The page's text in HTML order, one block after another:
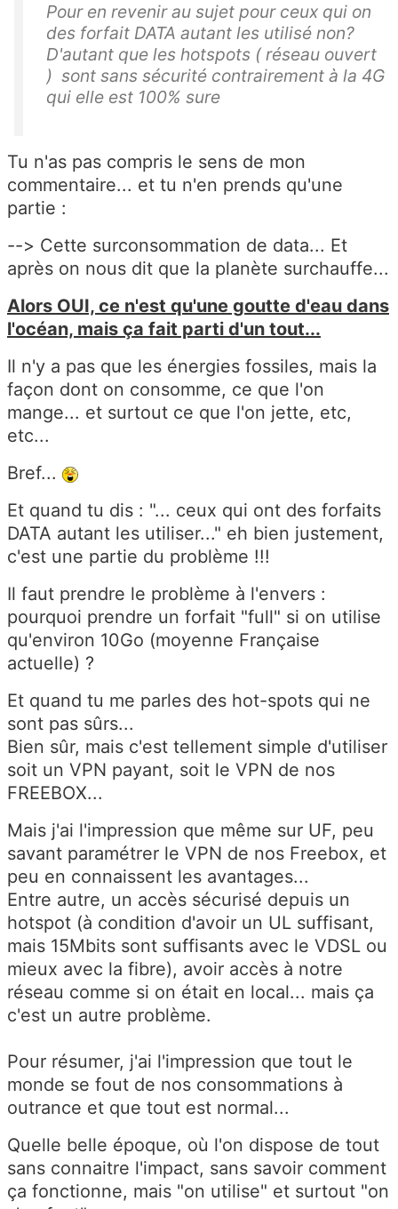
Pour en revenir au sujet pour ceux qui on
des forfait DATA autant les utilisé non?
D'autant que les hotspots ( réseau ouvert
) sont sans sécurité contrairement à la 4G
qui elle est 100% sure
Tu n'as pas compris le sens de mon
commentaire... et tu n'en prends qu'une
partie :
--> Cette surconsommation de data... Et
après on nous dit que la planète surchauffe...
Alors OUI, ce n'est qu'une goutte d'eau dans
l'océan, mais ça fait parti d'un tout...
Il n'y a pas que les énergies fossiles, mais la
façon dont on consomme, ce que l'on
mange... et surtout ce que l'on jette, etc,
etc...
Bref...
Et quand tu dis : "... ceux qui ont des forfaits
DATA autant les utiliser..." eh bien justement,
c'est une partie du problème !!!
Il faut prendre le problème à l'envers :
pourquoi prendre un forfait "full" si on utilise
qu'environ 10Go (moyenne Française
actuelle) ?
Et quand tu me parles des hot-spots qui ne
sont pas sûrs...
Bien sûr, mais c'est tellement simple d'utiliser
soit un VPN payant, soit le VPN de nos
FREEBOX...
Mais j'ai l'impression que même sur UF, peu
savant paramétrer le VPN de nos Freebox, et
peu en connaissent les avantages...
Entre autre, un accès sécurisé depuis un
hotspot (à condition d'avoir un UL suffisant,
mais 15Mbits sont suffisants avec le VDSL ou
mieux avec la fibre), avoir accès à notre
réseau comme si on était en local... mais ça
c'est un autre problème.
Pour résumer, j'ai l'impression que tout le
monde se fout de nos consommations à
outrance et que tout est normal...
Quelle belle époque, où l'on dispose de tout
sans connaitre l'impact, sans savoir comment
ça fonctionne, mais "on utilise" et surtout "on